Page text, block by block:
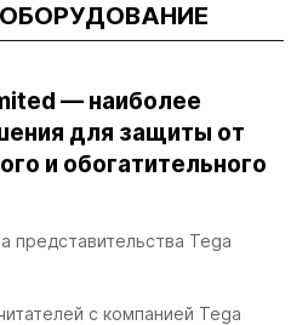
— наиболее
для защиты от
и обогатительного
представительства Tega
с компанией Tega